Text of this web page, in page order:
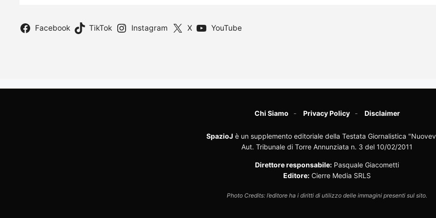
Facebook TikTok Instagram X YouTube
Chi Siamo Privacy Policy Disclaimer
SpazioJ è un supplemento editoriale della Testata Giornalistica
Aut. Tribunale di Torre Annunziata n. 3 del 10/02/2011
Direttore responsabile: Pasquale Giacometti
Editore: Cierre Media SRLS
Photo Credits: l’editore ha i diritti di utilizzo delle immagini presenti sul sito.